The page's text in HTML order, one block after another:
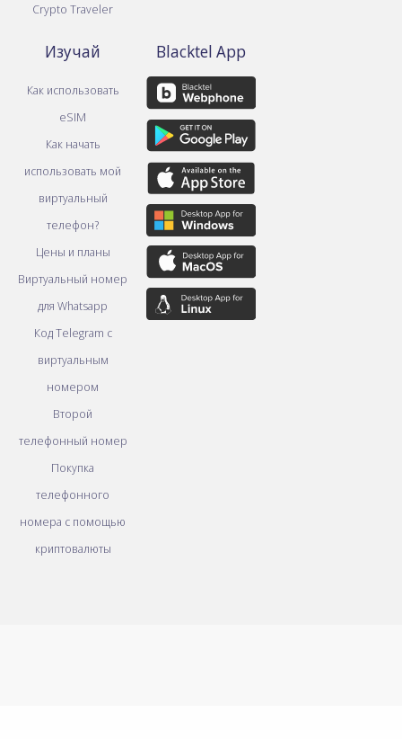
Crypto Traveler
Изучай
Как использовать
eSIM
Как начать
использовать мой
виртуальный
телефон?
Цены и планы
Виртуальный номер
для Whatsapp
Код Telegram с
виртуальным
номером
Второй
телефонный номер
Покупка
телефонного
номера с помощью
криптовалюты
Blacktel App